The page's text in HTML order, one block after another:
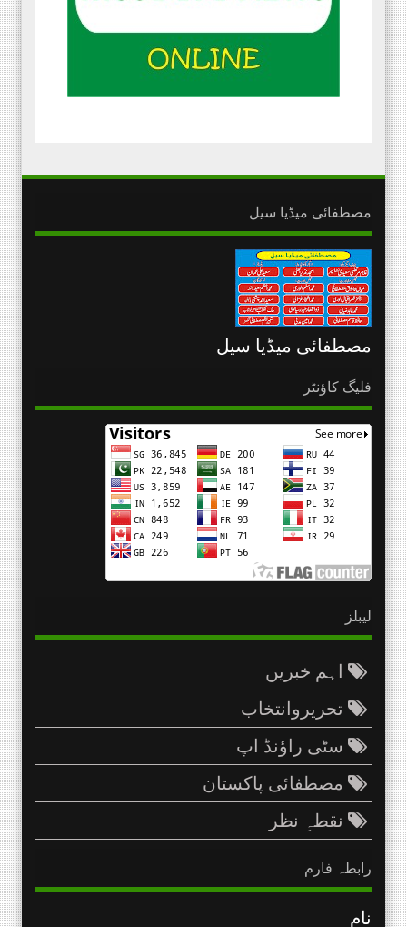
مصطفائی میڈیا سیل
مصطفائی میڈیا سیل
فلیگ کاؤنٹر
لیبلز
اہم خبریں
تحریروانتخاب
سٹی راؤنڈ اپ
مصطفائی پاکستان
نقطہِ نظر
رابطہ فارم
نام